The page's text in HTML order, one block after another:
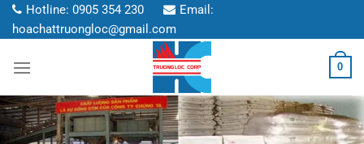
Chuyển
đến
dung
Hotline: 0905 354 230
Email:
hoachattruongloc@gmail.com
0